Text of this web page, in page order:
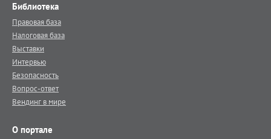
Библиотека
Правовая база
Налоговая база
Выставки
Интервью
Безопасность
Вопрос-ответ
Вендинг в мире
О портале